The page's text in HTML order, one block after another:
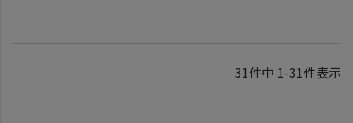
31件中 1-31件表示